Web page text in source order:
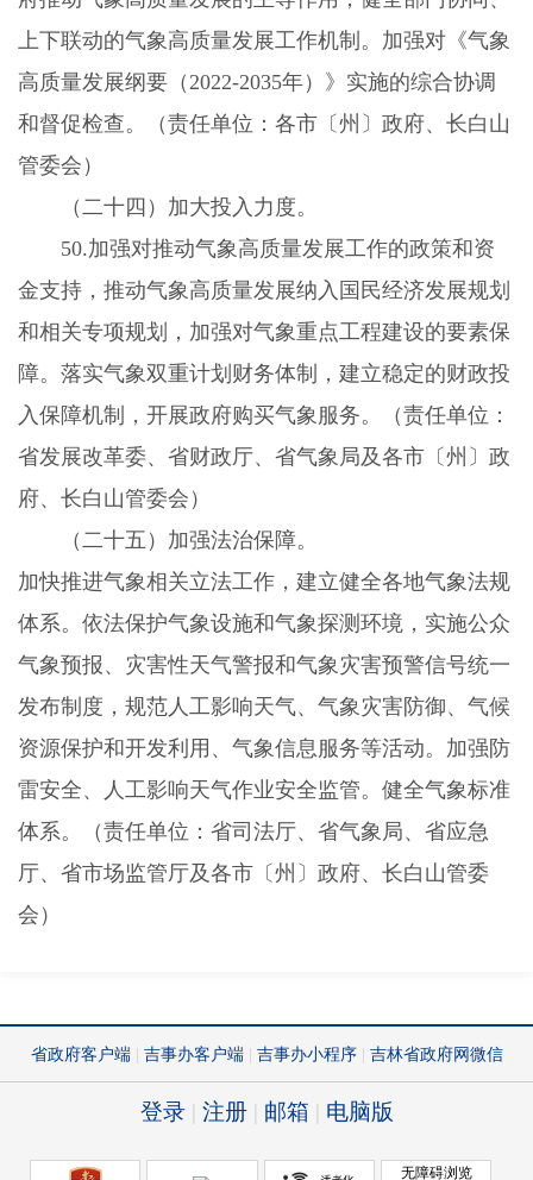
上下联动的气象高质量发展工作机制。加强对《气象
高质量发展纲要（ 2022-2035年）》实施的综合协调
和督促检查。（责任单位：各市〔州〕政府、长白山
管委会）
（二十四）加大投入力度。
50.加强对推动气象高质量发展工作的政策和资
金支持，推动气象高质量发展纳入国民经济发展规划
和相关专项规划，加强对气象重点工程建设的要素保
障。落实气象双重计划财务体制，建立稳定的财政投
入保障机制，开展政府购买气象服务。（责任单位：
省发展改革委、省财政厅、省气象局及各市〔州〕政
府、长白山管委会）
（二十五）加强法治保障。
加快推进气象相关立法工作，建立健全各地气象法规
体系。依法保护气象设施和气象探测环境，实施公众
气象预报、灾害性天气警报和气象灾害预警信号统一
发布制度，规范人工影响天气、气象灾害防御、气候
资源保护和开发利用、气象信息服务等活动。加强防
雷安全、人工影响天气作业安全监管。健全气象标准
体系。（责任单位：省司法厅、省气象局、省应急
厅、省市场监管厅及各市〔州〕政府、长白山管委
会）